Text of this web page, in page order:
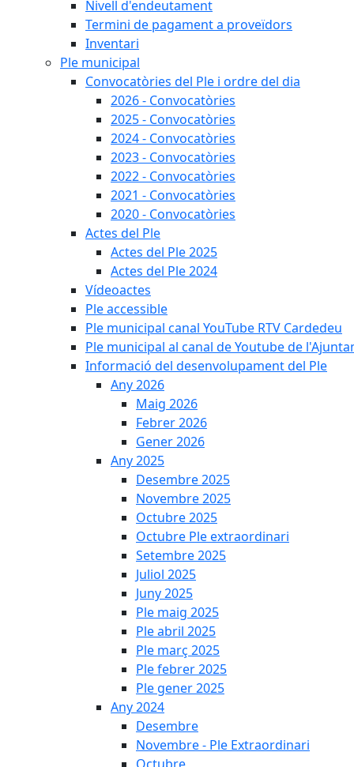
Nivell d'endeutament
Termini de pagament a proveïdors
Inventari
Ple municipal
Convocatòries del Ple i ordre del dia
2026 - Convocatòries
2025 - Convocatòries
2024 - Convocatòries
2023 - Convocatòries
2022 - Convocatòries
2021 - Convocatòries
2020 - Convocatòries
Actes del Ple
Actes del Ple 2025
Actes del Ple 2024
Vídeoactes
Ple accessible
Ple municipal canal YouTube RTV Cardedeu
Ple municipal al canal de Youtube de
Informació del desenvolupament del Ple
Any 2026
Maig 2026
Febrer 2026
Gener 2026
Any 2025
Desembre 2025
Novembre 2025
Octubre 2025
Octubre Ple extraordinari
Setembre 2025
Juliol 2025
Juny 2025
Ple maig 2025
Ple abril 2025
Ple març 2025
Ple febrer 2025
Ple gener 2025
Any 2024
Desembre
Novembre - Ple Extraordinari